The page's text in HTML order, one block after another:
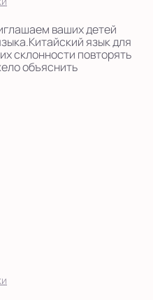
ваших детей
язык для
склонности повторять
объяснить